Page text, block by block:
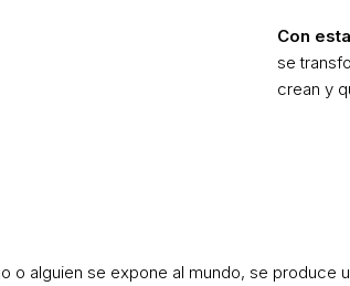
Con
se
crean y
o alguien se expone al mundo, se